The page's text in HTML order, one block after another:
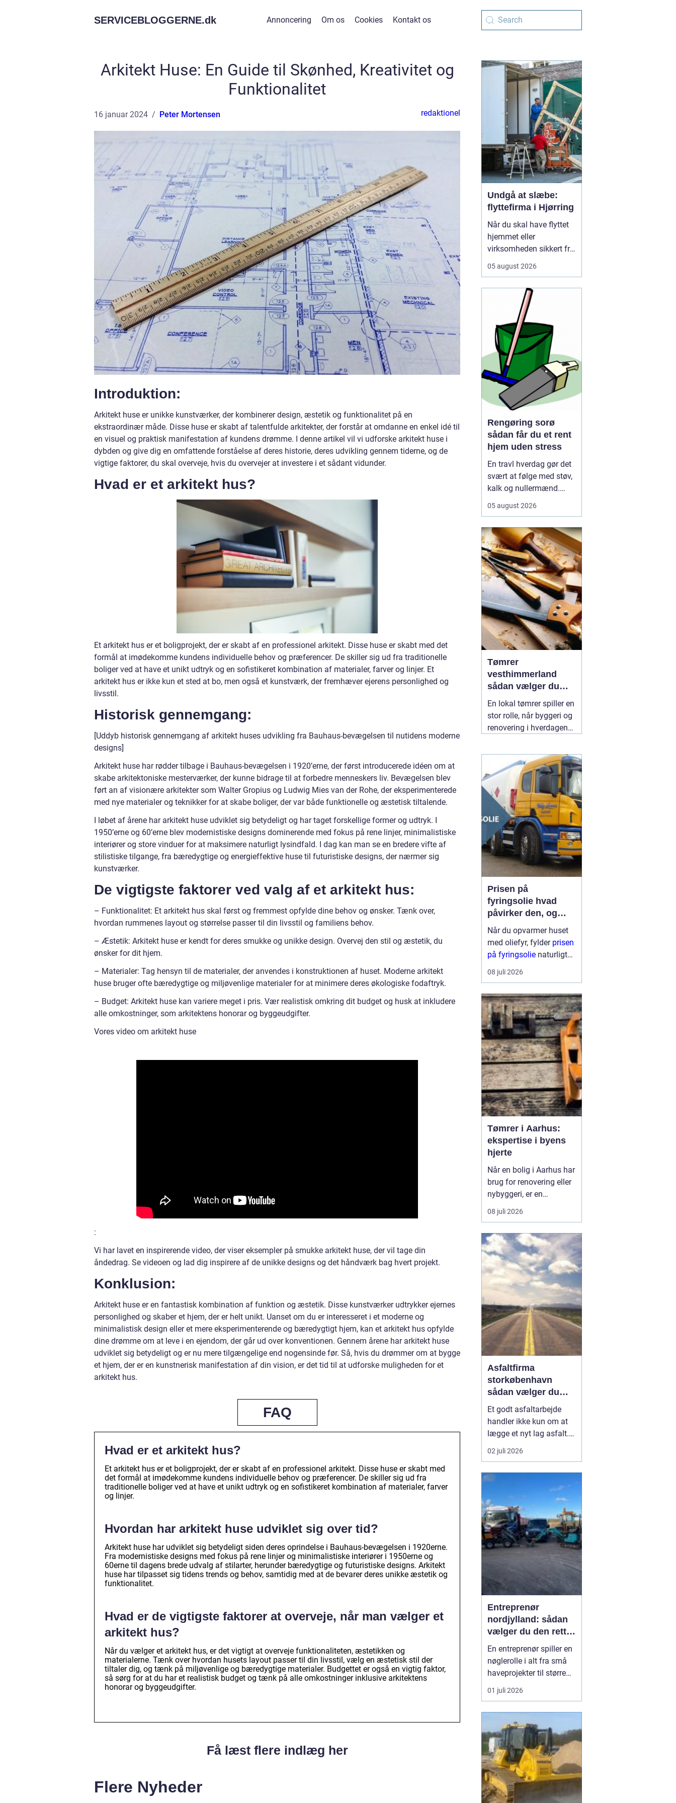
SERVICEBLOGGERNE.dk Annoncering Om os Cookies Kontakt os
Arkitekt Huse: En Guide til Skønhed, Kreativitet og
Funktionalitet
16 januar 2024 Peter Mortensen redaktionel
Introduktion:
Arkitekt huse er unikke kunstværker, der kombinerer design, æstetik og funktionalitet på en
ekstraordinær måde. Disse huse er skabt af talentfulde arkitekter, der forstår at omdanne en enkel idé til
en visuel og praktisk manifestation af kundens drømme. I denne artikel vil vi udforske arkitekt huse i
dybden og give dig en omfattende forståelse af deres historie, deres udvikling gennem tiderne, og de
vigtige faktorer, du skal overveje, hvis du overvejer at investere i et sådant vidunder.
Hvad er et arkitekt hus?
Et arkitekt hus er et boligprojekt, der er skabt af en professionel arkitekt. Disse huse er skabt med det
formål at imødekomme kundens individuelle behov og præferencer. De skiller sig ud fra traditionelle
boliger ved at have et unikt udtryk og en sofistikeret kombination af materialer, farver og linjer. Et
arkitekt hus er ikke kun et sted at bo, men også et kunstværk, der fremhæver ejerens personlighed og
livsstil.
Historisk gennemgang:
[Uddyb historisk gennemgang af arkitekt huses udvikling fra Bauhaus-bevægelsen til nutidens moderne
designs]
Arkitekt huse har rødder tilbage i Bauhaus-bevægelsen i 1920’erne, der først introducerede idéen om at
skabe arkitektoniske mesterværker, der kunne bidrage til at forbedre menneskers liv. Bevægelsen blev
ført an af visionære arkitekter som Walter Gropius og Ludwig Mies van der Rohe, der eksperimenterede
med nye materialer og teknikker for at skabe boliger, der var både funktionelle og æstetisk tiltalende.
I løbet af årene har arkitekt huse udviklet sig betydeligt og har taget forskellige former og udtryk. I
1950’erne og 60’erne blev modernistiske designs dominerende med fokus på rene linjer, minimalistiske
interiører og store vinduer for at maksimere naturligt lysindfald. I dag kan man se en bredere vifte af
stilistiske tilgange, fra bæredygtige og energieffektive huse til futuristiske designs, der nærmer sig
kunstværker.
De vigtigste faktorer ved valg af et arkitekt hus:
– Funktionalitet: Et arkitekt hus skal først og fremmest opfylde dine behov og ønsker. Tænk over,
hvordan rummenes layout og størrelse passer til din livsstil og familiens behov.
– Æstetik: Arkitekt huse er kendt for deres smukke og unikke design. Overvej den stil og æstetik, du
ønsker for dit hjem.
– Materialer: Tag hensyn til de materialer, der anvendes i konstruktionen af huset. Moderne arkitekt
huse bruger ofte bæredygtige og miljøvenlige materialer for at minimere deres økologiske fodaftryk.
– Budget: Arkitekt huse kan variere meget i pris. Vær realistisk omkring dit budget og husk at inkludere
alle omkostninger, som arkitektens honorar og byggeudgifter.
Vores video om arkitekt huse
:
Vi har lavet en inspirerende video, der viser eksempler på smukke arkitekt huse, der vil tage din
åndedrag. Se videoen og lad dig inspirere af de unikke designs og det håndværk bag hvert projekt.
Konklusion:
Arkitekt huse er en fantastisk kombination af funktion og æstetik. Disse kunstværker udtrykker ejernes
personlighed og skaber et hjem, der er helt unikt. Uanset om du er interesseret i et moderne og
minimalistisk design eller et mere eksperimenterende og bæredygtigt hjem, kan et arkitekt hus opfylde
dine drømme om at leve i en ejendom, der går ud over konventionen. Gennem årene har arkitekt huse
udviklet sig betydeligt og er nu mere tilgængelige end nogensinde før. Så, hvis du drømmer om at bygge
et hjem, der er en kunstnerisk manifestation af din vision, er det tid til at udforske muligheden for et
arkitekt hus.
FAQ
Hvad er et arkitekt hus?
Et arkitekt hus er et boligprojekt, der er skabt af en professionel arkitekt. Disse huse er skabt med
det formål at imødekomme kundens individuelle behov og præferencer. De skiller sig ud fra
traditionelle boliger ved at have et unikt udtryk og en sofistikeret kombination af materialer, farver
og linjer.
Hvordan har arkitekt huse udviklet sig over tid?
Arkitekt huse har udviklet sig betydeligt siden deres oprindelse i Bauhaus-bevægelsen i 1920erne.
Fra modernistiske designs med fokus på rene linjer og minimalistiske interiører i 1950erne og
60erne til dagens brede udvalg af stilarter, herunder bæredygtige og futuristiske designs. Arkitekt
huse har tilpasset sig tidens trends og behov, samtidig med at de bevarer deres unikke æstetik og
funktionalitet.
Hvad er de vigtigste faktorer at overveje, når man vælger et
arkitekt hus?
Når du vælger et arkitekt hus, er det vigtigt at overveje funktionaliteten, æstetikken og
materialerne. Tænk over hvordan husets layout passer til din livsstil, vælg en æstetisk stil der
tiltaler dig, og tænk på miljøvenlige og bæredygtige materialer. Budgettet er også en vigtig faktor,
så sørg for at du har et realistisk budget og tænk på alle omkostninger inklusive arkitektens
honorar og byggeudgifter.
Få læst flere indlæg her
Flere Nyheder
Undgå at slæbe:
flyttefirma i Hjørring
Når du skal have flyttet
hjemmet eller
virksomheden sikkert fra
i dag et professionelt
for stress, tunge løft og
tidskrævende
planlægning. Mange
opdager først, hv...
05 august 2026
Rengøring sorø
sådan får du et rent
hjem uden stress
En travl hverdag gør det
svært at følge med støv,
kalk og nullermænd.
rengøring glider nederst
det betyder mere rod og
mindre ro.Professionel
rengøring Sorø
handler<...
05 august 2026
Tømrer
vesthimmerland
sådan vælger du
den rette til dit
byggeri
En lokal tømrer spiller en
stor rolle, når byggeri og
renovering i hverdagen
område som
Vesthimmerland, hvor
både klima, landbrug og
ældre bygninger stiller
særlige krav til
materialer og håndværk.
En30 juli 2026
Prisen på
fyringsolie hvad
påvirker den, og
hvordan får du mest
for pengene?
Når du opvarmer huset
med oliefyr, fylder prisen
på fyringsolie naturligt
meget i budgettet.
Mange oplever, at
år til år og nogle gange
fra uge til uge. Derfor
giver det god...
08 juli 2026
Tømrer i Aarhus:
ekspertise i byens
hjerte
Når en bolig i Aarhus har
brug for renovering eller
nybyggeri, er en
kompetent tømrer
uundværlig. Aarhus'
kræver erfarne fagfolk,
der kan håndtere alt fra
tagkonstruktioner til
specialiserede tr&ael...
08 juli 2026
Asfaltfirma
storkøbenhavn
sådan vælger du
den rette
samarbejdspartner
Et godt asfaltarbejde
handler ikke kun om at
lægge et nyt lag asfalt.
Det handler også om
planlægning, tidsfrister,
der holder i mange år. I
Storkøbenhavn er
kravene til et asfaltfirma
høje. Trafikken er tung,
projekterne li...
02 juli 2026
Entreprenør
nordjylland: sådan
vælger du den rette
samarbejdspartner
til dit byggeri
En entreprenør spiller en
nøglerolle i alt fra små
haveprojekter til større
byggerier. I Nordjylland
ser vi mange boligejere
ønsker at få mere ud af
deres grund enten
gennem ny indkørsel,
terrasse, støbearbejde,
nedbrydning elle...
01 juli 2026